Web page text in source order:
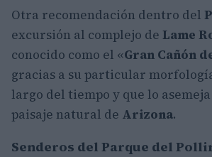
Otra recomendación dentro del
excursión al complejo de Lame
conocido como el «Gran Cañón
gracias a su particular
largo del tiempo y que lo
paisaje natural de Arizona.
Senderos del Parque del